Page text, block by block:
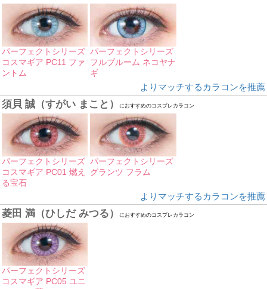
パーフェクトシリーズ
コスマギア PC11 ファ
ントム
パーフェクトシリーズ
フルブルーム ネコヤナ
ギ
よりマッチするカラコンを推薦
須貝 誠（すがい まこと） におすすめのコスプレカラコン
パーフェクトシリーズ
コスマギア PC01 燃え
る宝石
パーフェクトシリーズ
グランツ フラム
よりマッチするカラコンを推薦
菱田 満（ひしだ みつる） におすすめのコスプレカラコン
パーフェクトシリーズ
コスマギア PC05 ユニ